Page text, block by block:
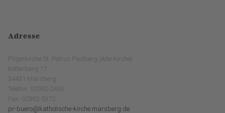
Adresse
Pilgerkirche St. Petrus Padberg (Alte Kirche)
Kötterberg 17
34431 Marsberg
Telefon: 02992-2430
Fax: 02992-5372
pr-buero@katholische-kirche.marsberg.de